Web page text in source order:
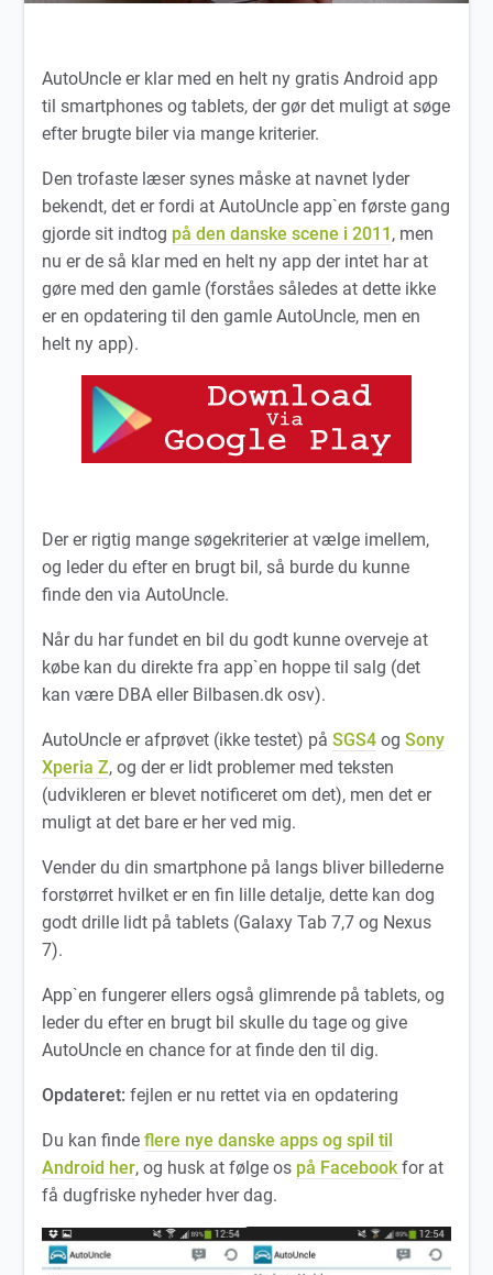
AutoUncle er klar med en helt ny gratis Android app
til smartphones og tablets, der gør det muligt at søge
efter brugte biler via mange kriterier.
Den trofaste læser synes måske at navnet lyder
bekendt, det er fordi at AutoUncle app`en første gang
gjorde sit indtog på den danske scene i 2011 , men
nu er de så klar med en helt ny app der intet har at
gøre med den gamle (forståes således at dette ikke
er en opdatering til den gamle AutoUncle, men en
helt ny app).
Der er rigtig mange søgekriterier at vælge imellem,
og leder du efter en brugt bil, så burde du kunne
finde den via AutoUncle.
Når du har fundet en bil du godt kunne overveje at
købe kan du direkte fra app`en hoppe til salg (det
kan være DBA eller Bilbasen.dk osv).
AutoUncle er afprøvet (ikke testet) påSGS4 ogSony
Xperia Z, og der er lidt problemer med teksten
(udvikleren er blevet notificeret om det), men det er
muligt at det bare er her ved mig.
Vender du din smartphone på langs bliver billederne
forstørret hvilket er en fin lille detalje, dette kan dog
godt drille lidt på tablets (Galaxy Tab 7,7 og Nexus
7).
App`en fungerer ellers også glimrende på tablets, og
leder du efter en brugt bil skulle du tage og give
AutoUncle en chance for at finde den til dig.
Opdateret: fejlen er nu rettet via en opdatering
Du kan findeflere nye danske apps og spil til
Android her, og husk at følge os på Facebookfor at
få dugfriske nyheder hver dag.